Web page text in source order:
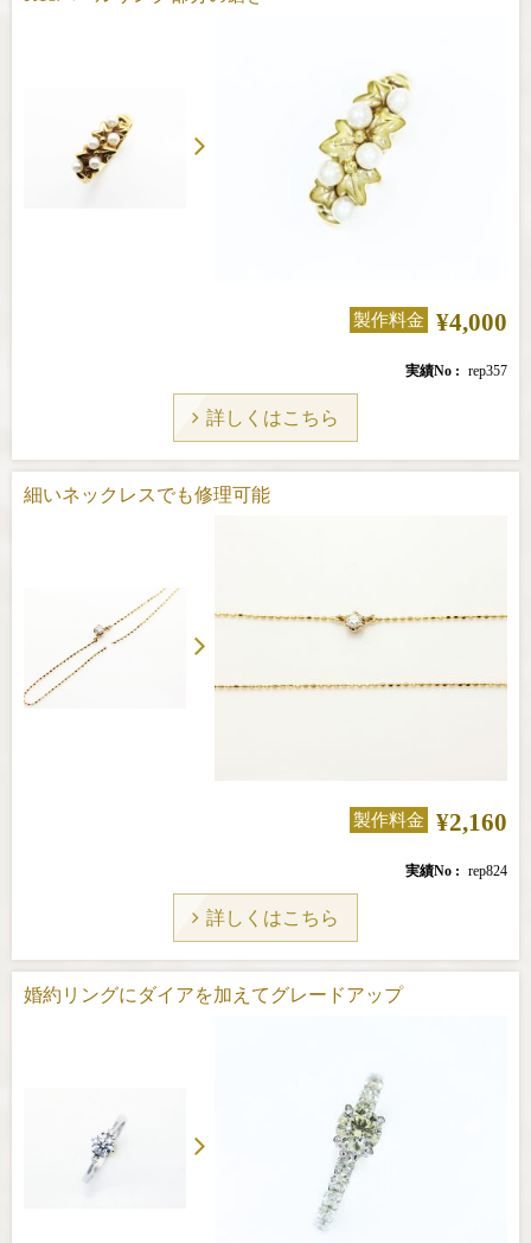
製作料金 ¥4,000
実績No rep357
詳しくはこちら
細いネックレスでも修理可能
製作料金 ¥2,160
実績No rep824
詳しくはこちら
婚約リングにダイアを加えてグレードアップ